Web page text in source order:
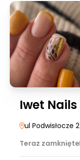
Iwet Nails
ul Podwisłocze
Teraz zamknięte